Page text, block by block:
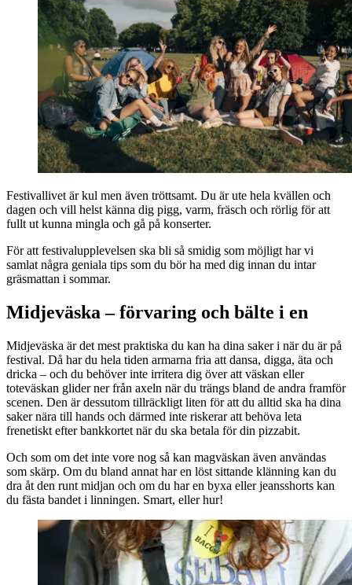
Festivallivet är kul men även tröttsamt. Du är ute hela kvällen och
dagen och vill helst känna dig pigg, varm, fräsch och rörlig för att
fullt ut kunna mingla och gå på konserter.
För att festivalupplevelsen ska bli så smidig som möjligt har vi
samlat några geniala tips som du bör ha med dig innan du intar
gräsmattan i sommar.
Midjeväska – förvaring och bälte i en
Midjeväska är det mest praktiska du kan ha dina saker i när du är på
festival. Då har du hela tiden armarna fria att dansa, digga, äta och
dricka – och du behöver inte irritera dig över att väskan eller
toteväskan glider ner från axeln när du trängs bland de andra framför
scenen. Den är dessutom tillräckligt liten för att du alltid ska ha dina
saker nära till hands och därmed inte riskerar att behöva leta
frenetiskt efter bankkortet när du ska betala för din pizzabit.
Och som om det inte vore nog så kan magväskan även användas
som skärp. Om du bland annat har en löst sittande klänning kan du
dra åt den runt midjan och om du har en byxa eller jeansshorts kan
du fästa bandet i linningen. Smart, eller hur!